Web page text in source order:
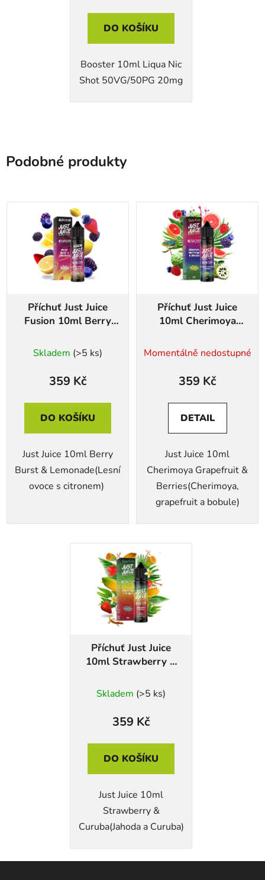
DO KOŠÍKU
Booster 10ml Liqua Nic
Shot 50VG/50PG 20mg
Podobné produkty
Příchuť Just Juice
Fusion 10ml Berry
Skladem (>5 ks)
359 Kč
DO KOŠÍKU
Just Juice 10ml Berry
Burst & Lemonade(Lesní
ovoce s citronem)
Příchuť Just Juice
10ml Cherimoya
Momentálně nedostupné
359 Kč
DETAIL
Just Juice 10ml
Cherimoya Grapefruit &
Berries(Cherimoya,
grapefruit a bobule)
Příchuť Just Juice
10ml Strawberry &
Skladem (>5 ks)
359 Kč
DO KOŠÍKU
Just Juice 10ml
Strawberry &
Curuba(Jahoda a Curuba)